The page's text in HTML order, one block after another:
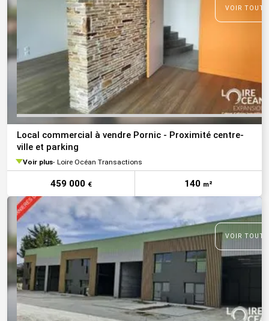
VOIR
Local commercial à vendre Pornic - Proximité centre-
ville et parking
Voir plus Loire Océan Transactions
459 000 € 140 m²
VOIR